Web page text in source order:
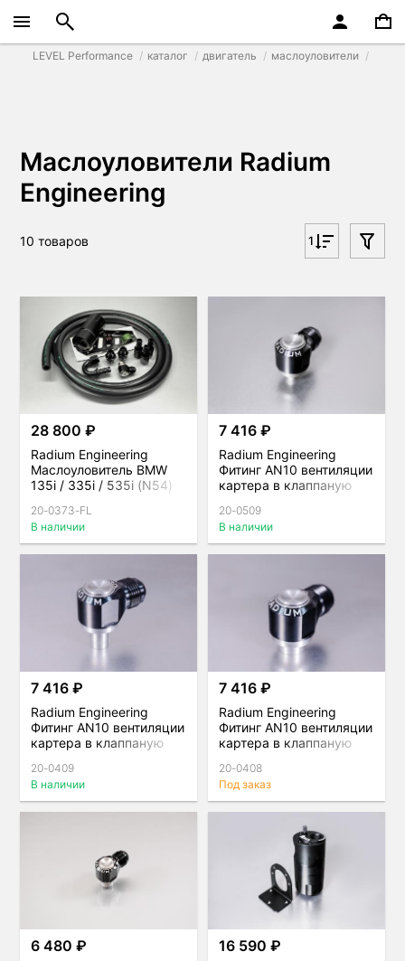
LEVEL Performance каталог двигатель маслоуловители
Маслоуловители Radium
Engineering
10 товаров 1
28 800 ₽
Radium Engineering
Маслоуловитель BMW
135i / 335i / 535i (N54)
20-0373-FL
В наличии
7 416 ₽
Radium Engineering
Фитинг AN10 вентиляции
картера в клаппаную
выпуска 1JZ VVTi
20-0509
В наличии
7 416 ₽
Radium Engineering
Фитинг AN10 вентиляции
картера в клаппаную
выпуска 2JZ
20-0409
В наличии
7 416 ₽
Radium Engineering
Фитинг AN10 вентиляции
картера в клаппаную
впуска 1JZ/2JZ
20-0408
Под заказ
6 480 ₽ 16 590 ₽